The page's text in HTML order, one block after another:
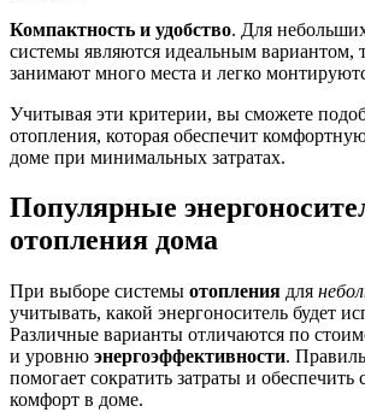
Компактность и удобство. Для
системы являются идеальным вариантом,
занимают много места и легко
Учитывая эти критерии, вы сможете
отопления, которая обеспечит
доме при минимальных затратах.
Популярные
отопления дома
При выборе системы отопления для
учитывать, какой энергоноситель будет
Различные варианты отличаются по
и уровню энергоэффективности.
помогает сократить затраты и обеспечить
комфорт в доме.